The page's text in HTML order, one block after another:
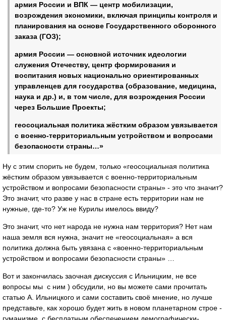
армия России и ВПК — центр мобилизации,
возрождения экономики, включая принципы контроля и
планирования на основе Государственного оборонного
заказа (ГОЗ);
армия России — основной источник идеологии
служения Отечеству, центр формирования и
воспитания новых национально ориентированных
управленцев для государства (образование, медицина,
наука и др.) и, в том числе, для возрождения России
через Большие Проекты;
геосоциальная политика жёстким образом увязывается
с военно-территориальным устройством и вопросами
безопасности страны…»
Ну с этим спорить не будем, только «геосоциальная политика
жёстким образом увязывается с военно-территориальным
устройством и вопросами безопасности страны» - это что значит?
Это значит, что разве у нас в стране есть территории нам не
нужные, где-то? Уж не Курилы имелось ввиду?
Это значит, что нет народа не нужна нам территория? Нет нам
наша земля вся нужна, значит не «геосоциальная» а вся
политика должна быть увязана с «военно-территориальным
устройством и вопросами безопасности страны» …
Вот и закончилась заочная дискуссия с Ильницким, не все
вопросы мы с ним ) обсудили, но вы можете сами прочитать
статью А. Ильницкого и сами составить своё мнение, но лучше
представьте, как хорошо будет жить в новом планетарном строе -